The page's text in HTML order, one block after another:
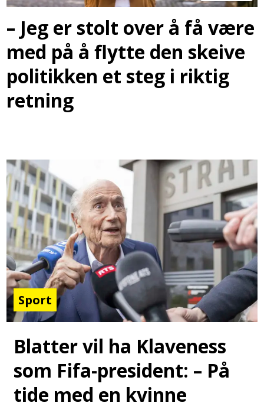
– Jeg er stolt over å få være
med på å flytte den skeive
politikken et steg i riktig
retning
Sport
Blatter vil ha Klaveness
som Fifa-president: – På
tide med en kvinne